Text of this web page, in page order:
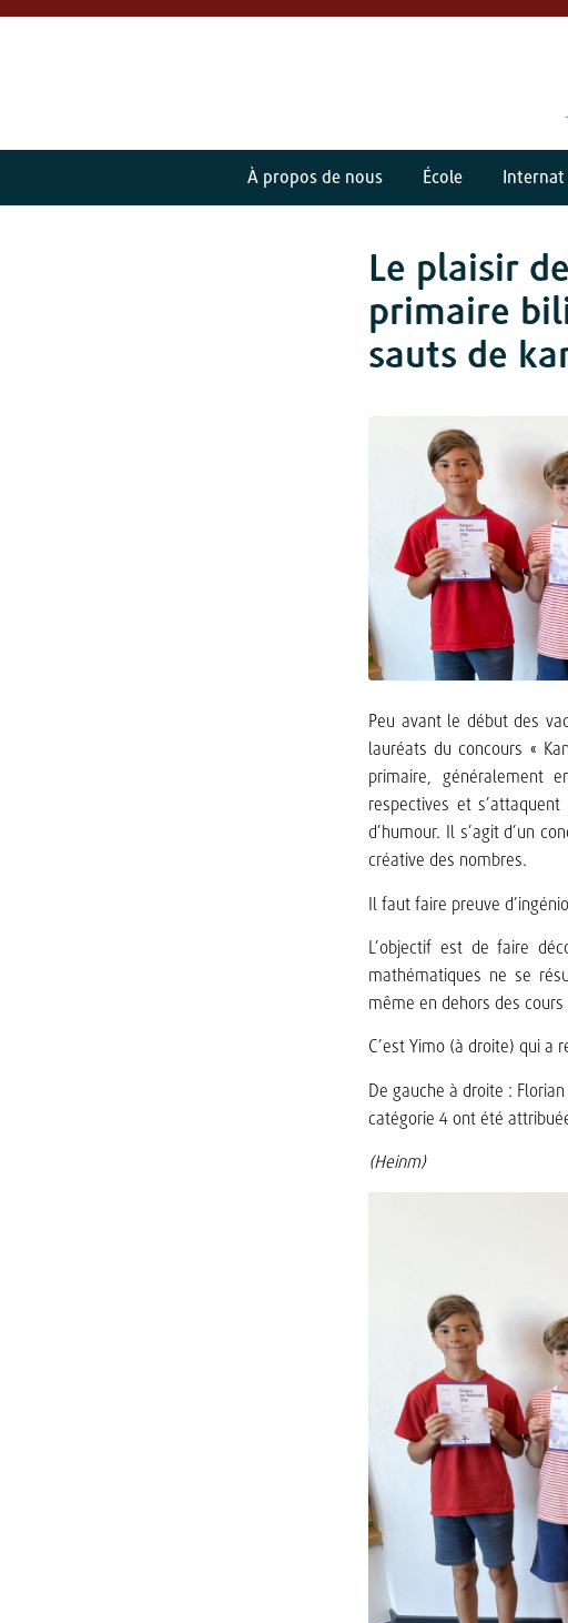
À propos de nous École Internat
Le plaisir
primaire
sauts de
Peu avant le début des
lauréats du concours «
primaire, généralement
respectives et
d’humour. Il s’agit d’un
créative des nombres.
Il faut faire preuve
L’objectif est de faire
mathématiques ne se
même en dehors des
C’est Yimo (à droite) qui a
De gauche à droite :
catégorie 4 ont été
(Heinm)